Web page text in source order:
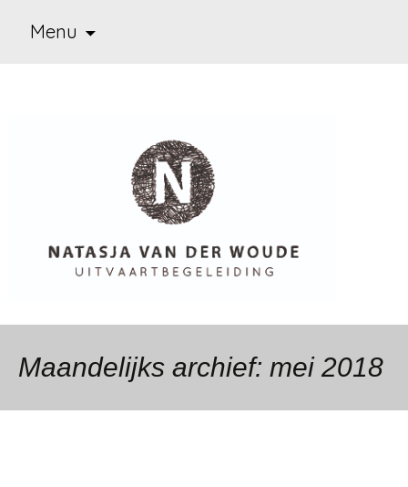
Natasja van der Woude
Menu
Maandelijks archief: mei 2018